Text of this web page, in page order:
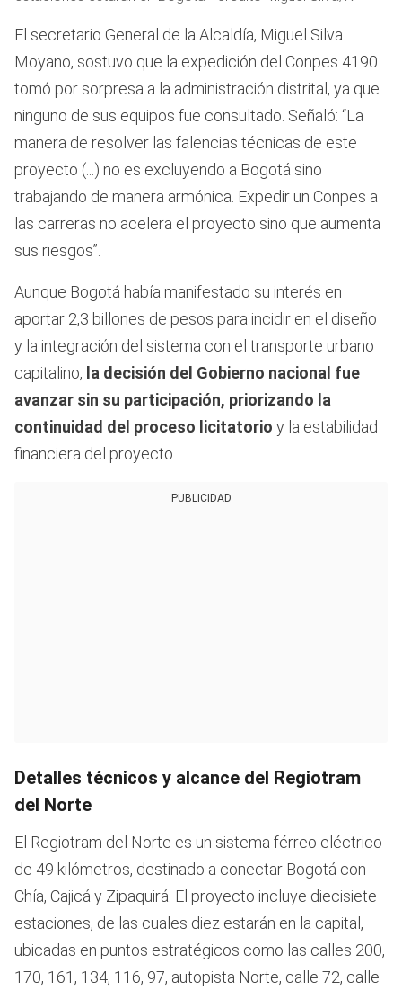
El secretario General de la Alcaldía, Miguel Silva
Moyano, sostuvo que la expedición del Conpes 4190
tomó por sorpresa a la administración distrital, ya que
ninguno de sus equipos fue consultado. Señaló: “La
manera de resolver las falencias técnicas de este
proyecto (...) no es excluyendo a Bogotá sino
trabajando de manera armónica. Expedir un Conpes a
las carreras no acelera el proyecto sino que aumenta
sus riesgos”.
Aunque Bogotá había manifestado su interés en
aportar 2,3 billones de pesos para incidir en el diseño
y la integración del sistema con el transporte urbano
capitalino, la decisión del Gobierno nacional fue
avanzar sin su participación, priorizando la
continuidad del proceso licitatorio y la estabilidad
financiera del proyecto.
PUBLICIDAD
Detalles técnicos y alcance del Regiotram
del Norte
El Regiotram del Norte es un sistema férreo eléctrico
de 49 kilómetros, destinado a conectar Bogotá con
Chía, Cajicá y Zipaquirá. El proyecto incluye diecisiete
estaciones, de las cuales diez estarán en la capital,
ubicadas en puntos estratégicos como las calles 200,
170, 161, 134, 116, 97, autopista Norte, calle 72, calle